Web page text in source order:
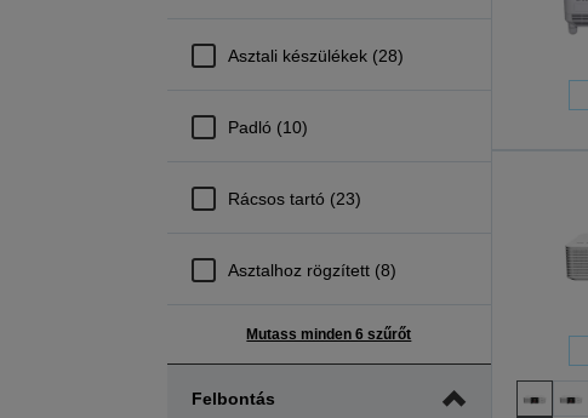
Asztali készülékek (28)
Padló (10)
Rácsos tartó (23)
Asztalhoz rögzített (8)
Mutass minden 6 szűrőt
Felbontás